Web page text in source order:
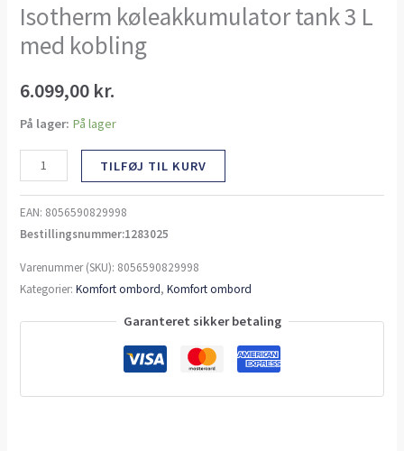
Isotherm køleakkumulator tank 3 L
med kobling
6.099,00 kr.
På lager: På lager
TILFØJ TIL KURV
EAN: 8056590829998
Bestillingsnummer:1283025
Varenummer (SKU): 8056590829998
Kategorier:Komfort ombord,Komfort ombord
Garanteret sikker betaling